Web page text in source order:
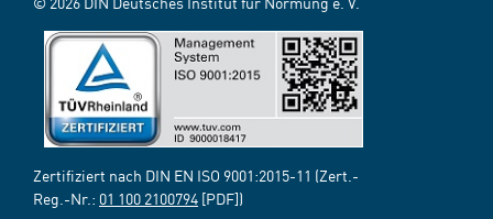
Zertifiziert nach DIN EN ISO 9001:2015-11 (Zert.-
Reg.-Nr.: 01 100 2100794 [PDF])